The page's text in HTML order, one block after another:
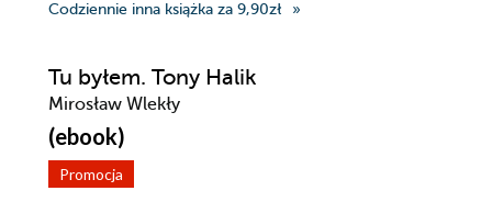
Codziennie inna książka za 9,90zł
Tu byłem. Tony Halik
Mirosław Wlekły
(ebook)
Promocja